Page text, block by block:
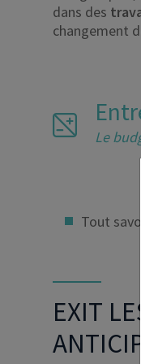
dans des
changement
Le
Tout
EXIT